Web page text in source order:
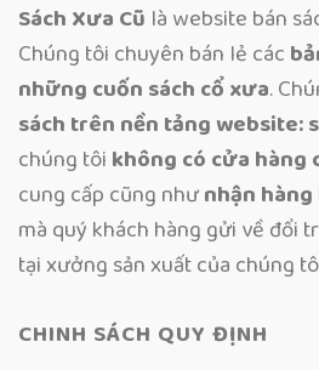
Sách Xưa Cũ là website bán
Chúng tôi chuyên bán lẻ các
những cuốn sách cổ xưa.
sách trên nền tảng website:
chúng tôi không có cửa hàng
cung cấp cũng nhưnhận
mà quý khách hàng gửi về đổi
tại xưởng sản xuất của chúng
CHINH SÁCH QUY ĐỊNH